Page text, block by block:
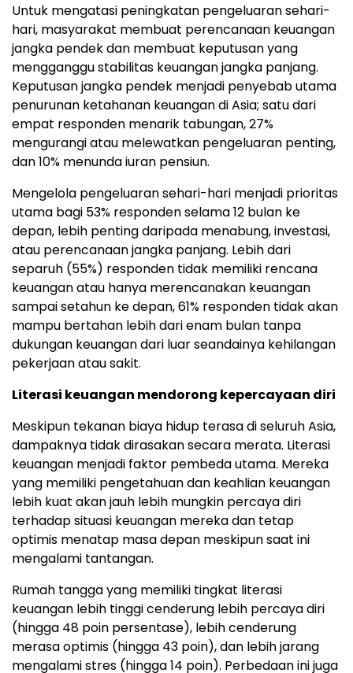
Untuk mengatasi peningkatan pengeluaran sehari-
hari, masyarakat membuat perencanaan keuangan
jangka pendek dan membuat keputusan yang
mengganggu stabilitas keuangan jangka panjang.
Keputusan jangka pendek menjadi penyebab utama
penurunan ketahanan keuangan di Asia; satu dari
empat responden menarik tabungan, 27%
mengurangi atau melewatkan pengeluaran penting,
dan 10% menunda iuran pensiun.
Mengelola pengeluaran sehari-hari menjadi prioritas
utama bagi 53% responden selama 12 bulan ke
depan, lebih penting daripada menabung, investasi,
atau perencanaan jangka panjang. Lebih dari
separuh (55%) responden tidak memiliki rencana
keuangan atau hanya merencanakan keuangan
sampai setahun ke depan, 61% responden tidak akan
mampu bertahan lebih dari enam bulan tanpa
dukungan keuangan dari luar seandainya kehilangan
pekerjaan atau sakit.
Literasi keuangan mendorong kepercayaan diri
Meskipun tekanan biaya hidup terasa di seluruh Asia,
dampaknya tidak dirasakan secara merata. Literasi
keuangan menjadi faktor pembeda utama. Mereka
yang memiliki pengetahuan dan keahlian keuangan
lebih kuat akan jauh lebih mungkin percaya diri
terhadap situasi keuangan mereka dan tetap
optimis menatap masa depan meskipun saat ini
mengalami tantangan.
Rumah tangga yang memiliki tingkat literasi
keuangan lebih tinggi cenderung lebih percaya diri
(hingga 48 poin persentase), lebih cenderung
merasa optimis (hingga 43 poin), dan lebih jarang
mengalami stres (hingga 14 poin). Perbedaan ini juga